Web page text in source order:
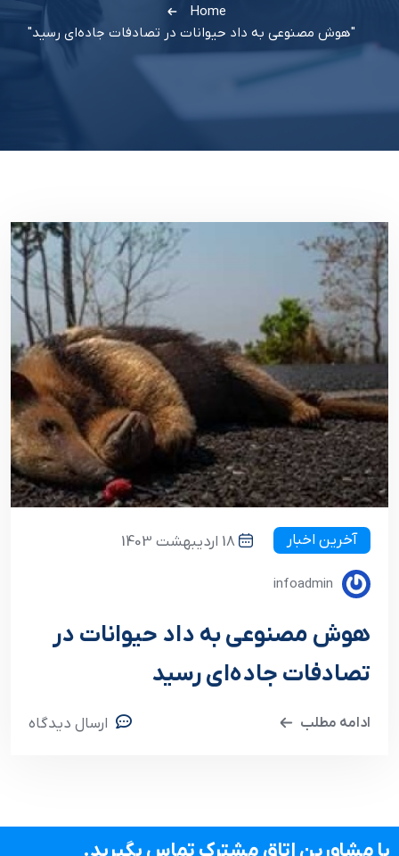
Home
"هوش مصنوعی به داد حیوانات در تصادفات جاده‌ای رسید"
آخرین اخبار 18 اردیبهشت 1403
infoadmin
هوش مصنوعی به داد حیوانات در
تصادفات جاده‌ای رسید
ادامه مطلب ارسال دیدگاه